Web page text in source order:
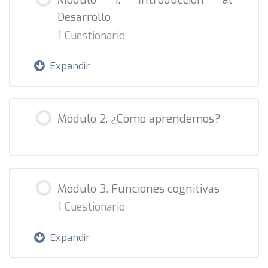
Desarrollo
1 Cuestionario
Expandir
Contenido de la Lección
Introducción al Desarrollo – Trastornos
del Aprendizaje
Módulo 2. ¿Cómo aprendemos?
Módulo 3. Funciones cognitivas
1 Cuestionario
Expandir